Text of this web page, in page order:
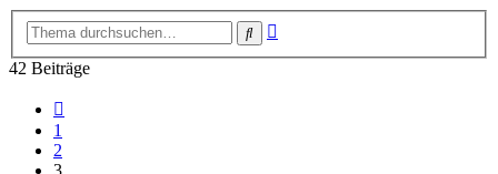
Suche
42 Beiträge
1
2
3